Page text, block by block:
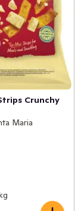
Crunchy
Maria